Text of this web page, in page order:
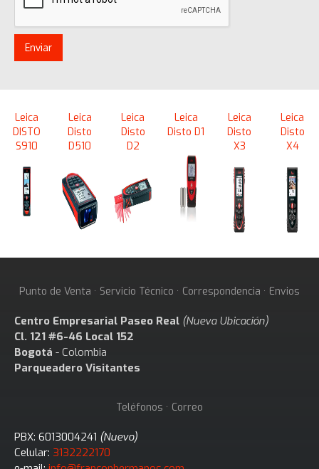
Leica
DISTO
S910
Leica
Disto
D510
Leica
Disto
D2
Leica
Disto D1
Leica
Disto
X3
Leica
Disto
X4
Punto de Venta · Servicio Técnico · Correspondencia · Envios
Centro Empresarial Paseo Real (Nueva Ubicación)
Cl. 121 #6-46 Local 152
Bogotá - Colombia
Parqueadero Visitantes
Teléfonos · Correo
PBX: 6013004241 (Nuevo)
Celular: 3132222170